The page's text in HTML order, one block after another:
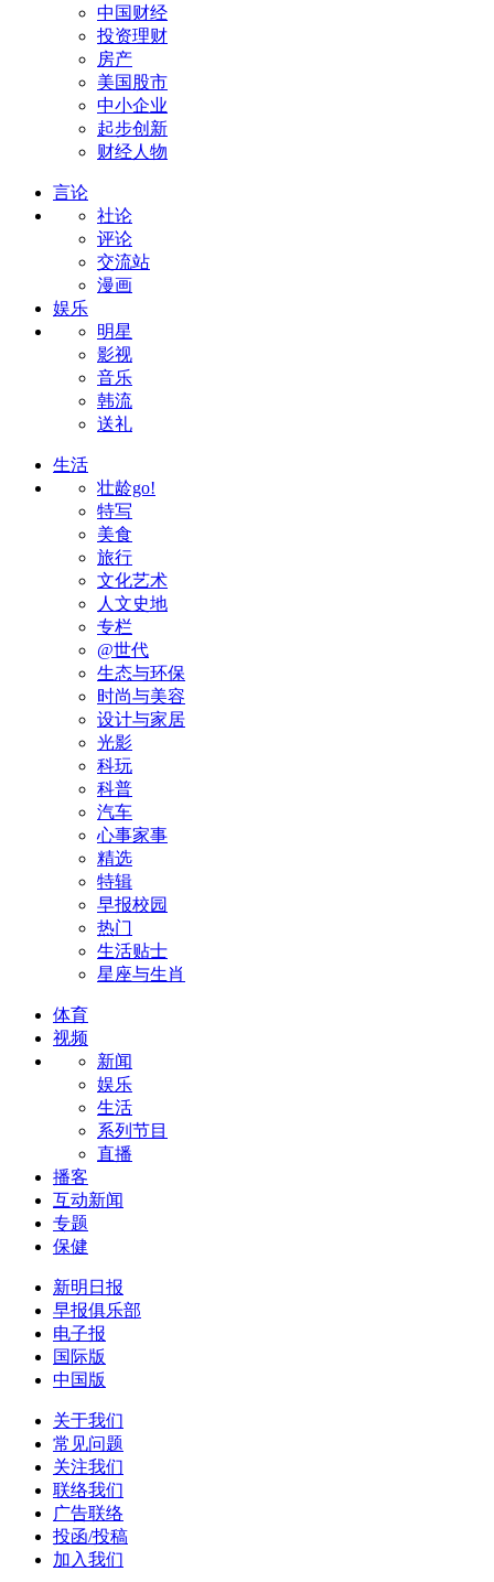
中国财经
投资理财
房产
美国股市
中小企业
起步创新
财经人物
言论
社论
评论
交流站
漫画
娱乐
明星
影视
音乐
韩流
送礼
生活
壮龄go!
特写
美食
旅行
文化艺术
人文史地
专栏
@世代
生态与环保
时尚与美容
设计与家居
光影
科玩
科普
汽车
心事家事
精选
特辑
早报校园
热门
生活贴士
星座与生肖
体育
视频
新闻
娱乐
生活
系列节目
直播
播客
互动新闻
专题
保健
新明日报
早报俱乐部
电子报
国际版
中国版
关于我们
常见问题
关注我们
联络我们
广告联络
投函/投稿
加入我们